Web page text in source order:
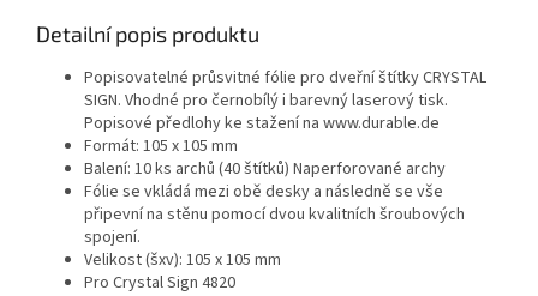
Detailní popis produktu
Popisovatelné průsvitné fólie pro dveřní štítky CRYSTAL
SIGN. Vhodné pro černobílý i barevný laserový tisk.
Popisové předlohy ke stažení na www.durable.de
Formát: 105 x 105 mm
Balení: 10 ks archů (40 štítků) Naperforované archy
Fólie se vkládá mezi obě desky a následně se vše
připevní na stěnu pomocí dvou kvalitních šroubových
spojení.
Velikost (šxv): 105 x 105 mm
Pro Crystal Sign 4820